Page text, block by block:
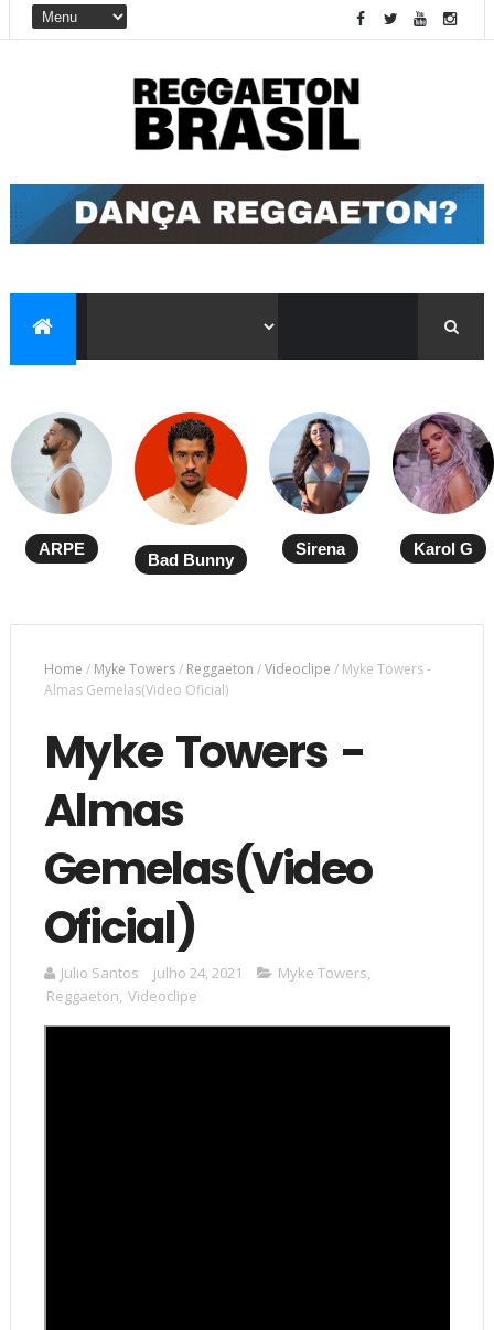
ARPE
Bad Bunny
Sirena Karol G
Home / Myke Towers/ Reggaeton /Videoclipe / Myke Towers -
Almas Gemelas(Video Oficial)
Myke Towers -
Almas
Gemelas(Video
Oficial)
Julio Santos julho 24, 2021 Myke Towers,
Reggaeton, Videoclipe